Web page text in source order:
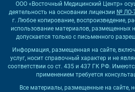
ООО «Восточный Медицинский Центр»
деятельность на основании лицензии № ЛО-
г. Любое копирование, воспроизведение,
использование материалов, размещенных
допускается только с письменного
Информация, размещенная на сайте,
услуг, носит справочный характер и не
соответствии со ст. 435 и 437 ГК РФ.
применением требуется
Все материалы, размещенные на сайте,